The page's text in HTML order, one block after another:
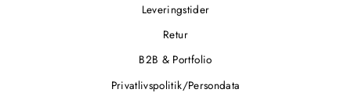
Leveringstider
Retur
B2B & Portfolio
Privatlivspolitik/Persondata